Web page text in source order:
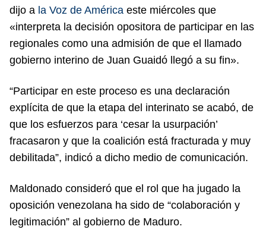
dijo a la Voz de América este miércoles que
«interpreta la decisión opositora de participar en las
regionales como una admisión de que el llamado
gobierno interino de Juan Guaidó llegó a su fin».
“Participar en este proceso es una declaración
explícita de que la etapa del interinato se acabó, de
que los esfuerzos para ‘cesar la usurpación’
fracasaron y que la coalición está fracturada y muy
debilitada”, indicó a dicho medio de comunicación.
Maldonado consideró que el rol que ha jugado la
oposición venezolana ha sido de “colaboración y
legitimación” al gobierno de Maduro.